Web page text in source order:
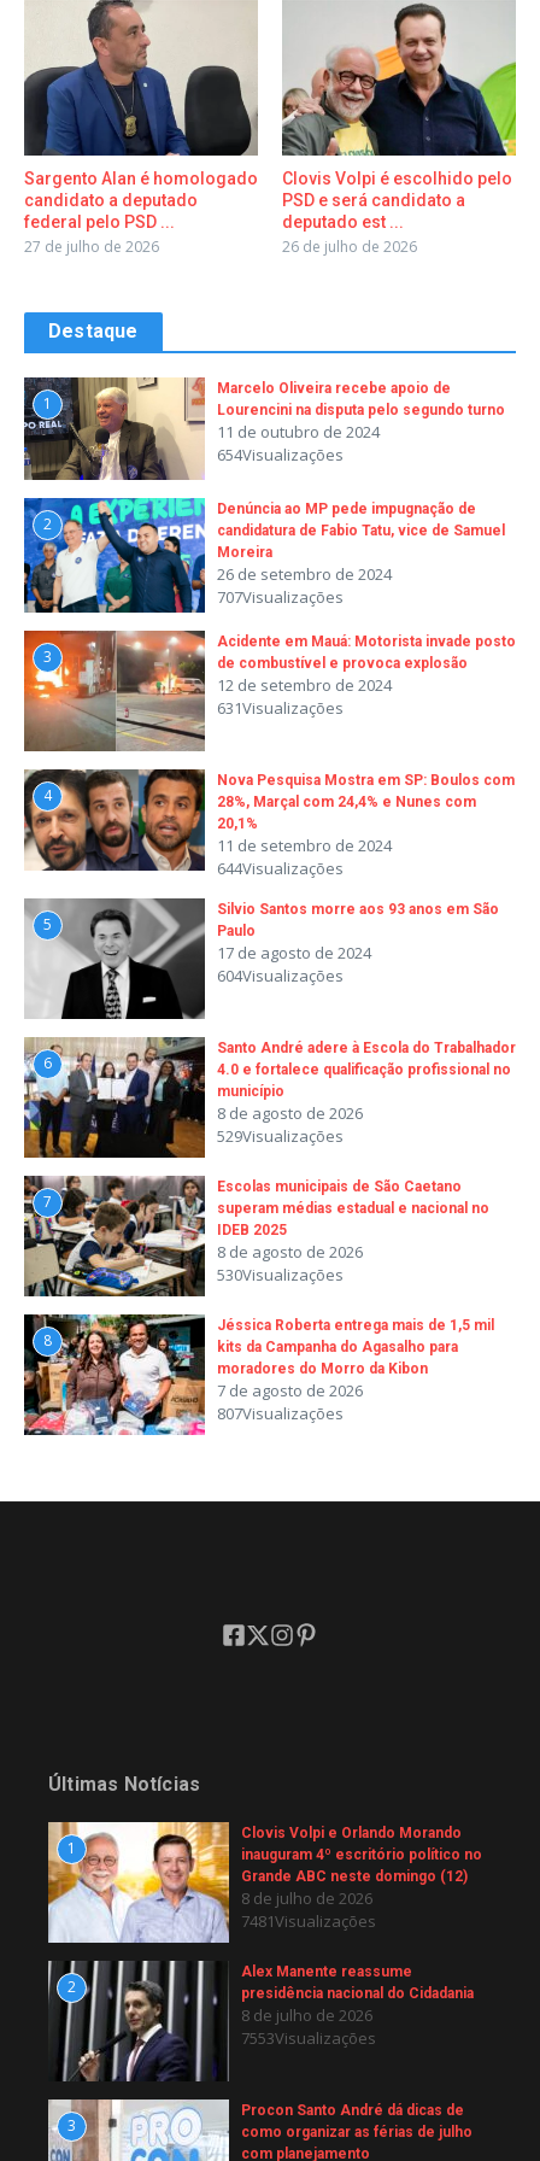
Sargento Alan é homologado
candidato a deputado
federal pelo PSD ...
27 de julho de 2026
Clovis Volpi é escolhido pelo
PSD e será candidato a
deputado est ...
26 de julho de 2026
Destaque
1
Marcelo Oliveira recebe apoio de
Lourencini na disputa pelo segundo turno
11 de outubro de 2024
654Visualizações
2
Denúncia ao MP pede impugnação de
candidatura de Fabio Tatu, vice de Samuel
Moreira
26 de setembro de 2024
707Visualizações
3
Acidente em Mauá: Motorista invade posto
de combustível e provoca explosão
12 de setembro de 2024
631Visualizações
4
Nova Pesquisa Mostra em SP: Boulos com
28%, Marçal com 24,4% e Nunes com
20,1%
11 de setembro de 2024
644Visualizações
5
Silvio Santos morre aos 93 anos em São
Paulo
17 de agosto de 2024
604Visualizações
6
Santo André adere à Escola do Trabalhador
4.0 e fortalece qualificação profissional no
município
8 de agosto de 2026
529Visualizações
7
Escolas municipais de São Caetano
superam médias estadual e nacional no
IDEB 2025
8 de agosto de 2026
530Visualizações
8
Jéssica Roberta entrega mais de 1,5 mil
kits da Campanha do Agasalho para
moradores do Morro da Kibon
7 de agosto de 2026
807Visualizações
Últimas Notícias
1
Clovis Volpi e Orlando Morando
inauguram 4º escritório político no
Grande ABC neste domingo (12)
8 de julho de 2026
7481Visualizações
2
Alex Manente reassume
presidência nacional do Cidadania
8 de julho de 2026
7553Visualizações
3
Procon Santo André dá dicas de
como organizar as férias de julho
com planejamento